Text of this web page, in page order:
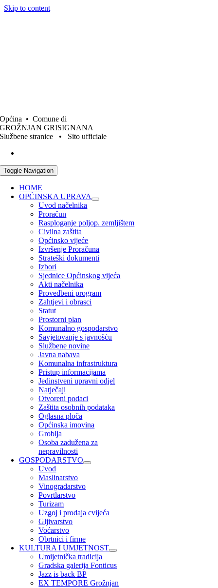
Skip to content
Općina • Comune di
GROŽNJAN GRISIGNANA
Službene stranice • Sito ufficiale
Toggle Navigation
HOME
OPĆINSKA UPRAVA
Uvod načelnika
Proračun
Rasploganje poljop. zemljištem
Civilna zaštita
Općinsko vijeće
Izvršenje Proračuna
Strateški dokumenti
Izbori
Sjednice Općinskog vijeća
Akti načelnika
Provedbeni program
Zahtjevi i obrasci
Statut
Prostorni plan
Komunalno gospodarstvo
Savjetovanje s javnošću
Službene novine
Javna nabava
Komunalna infrastruktura
Pristup informacijama
Jedinstveni upravni odjel
Natječaji
Otvoreni podaci
Zaštita osobnih podataka
Oglasna ploča
Općinska imovina
Groblja
Osoba zadužena za
nepravilnosti
GOSPODARSTVO
Uvod
Maslinarstvo
Vinogradarstvo
Povrtlarstvo
Turizam
Uzgoj i prodaja cvijeća
Gljivarstvo
Voćarstvo
Obrtnici i firme
KULTURA I UMJETNOST
Umijetnička tradicija
Gradska galerija Fonticus
Jazz is back BP
EX TEMPORE Grožnjan